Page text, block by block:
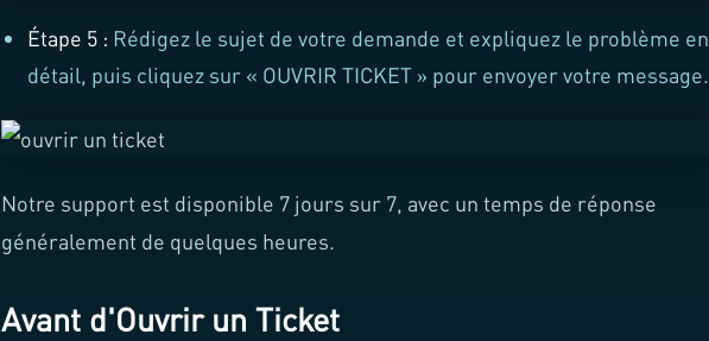
Étape 5 : Rédigez le sujet de votre demande et expliquez le problème en
détail, puis cliquez sur « OUVRIR TICKET » pour envoyer votre message.
Notre support est disponible 7 jours sur 7, avec un temps de réponse
généralement de quelques heures.
Avant d'Ouvrir un Ticket